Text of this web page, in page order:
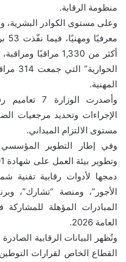
منظومة الرقابة.
وعلى مستوى الكوادر البشرية،
أكثر من 1,330
المهنية.
وأصدرت
الإجراءات وتحديد مرجعيات
مستوى الالتزام الميداني.
وفي إطار التطوير المؤسسي
دمجها لأدوات رقابية تقنية
الأجور”، ومنصة “تشارك”،
المبادرات المؤهلة
العامة 2026.
وتُظهر البيانات الرقابية